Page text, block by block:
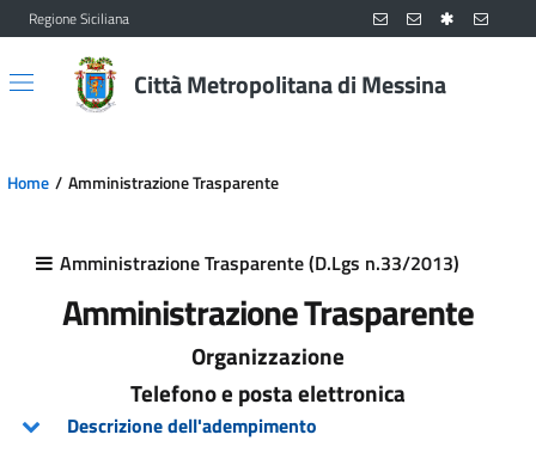
Vai al contenuto principale
Vai al menu principale
Regione Siciliana
Città Metropolitana di Messina
Home Amministrazione Trasparente
Amministrazione Trasparente (D.Lgs n.33/2013)
Amministrazione Trasparente
Organizzazione
Telefono e posta elettronica
Descrizione dell'adempimento